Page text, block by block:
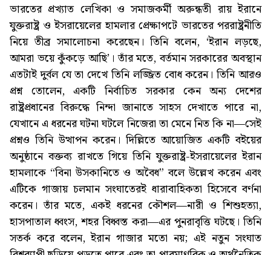
ভারতের প্রখ্যাত লেখিকা ও সমাজকর্মী অরুন্ধতী রায় ইরানে
যুক্তরাষ্ট্র ও ইসরায়েলের হামলার প্রেক্ষাপটে ভারতের পররাষ্ট্রনীতি
নিয়ে তীব্র সমালোচনা করেছেন। তিনি বলেন, ‘ইরান লড়ছে,
আমরা ভয়ে কুঁকড়ে আছি’। তাঁর মতে, বর্তমান সরকারের অবস্থান
এতটাই দুর্বল যে তা দেখে তিনি লজ্জিত বোধ করেন। তিনি আরও
প্রশ্ন তোলেন, একটি নির্বাচিত সরকার কেন অন্য দেশের
রাষ্ট্রপ্রধানের বিরুদ্ধে নিন্দা জানাতে সাহস দেখাতে পারে না,
যেখানে এ ধরনের ঘটনা ঘটলে নিজেরা তা মেনে নিত কি না—সেই
প্রশ্নও তিনি উত্থাপন করেন। দিল্লিতে আয়োজিত একটি বইয়ের
অনুষ্ঠানে বক্তব্য রাখতে গিয়ে তিনি যুক্তরাষ্ট্র-ইসরায়েলের ইরান
হামলাকে “বিনা উসকানিতে ও অবৈধ” বলে উল্লেখ করেন এবং
এটিকে গাজায় চলমান সংঘাতেরই ধারাবাহিকতা হিসেবে বর্ণনা
করেন। তাঁর মতে, একই ধরনের কৌশল—নারী ও শিশুহত্যা,
হাসপাতাল ধ্বংস, শহর বিধ্বস্ত করা—এর পুনরাবৃত্তি ঘটছে। তিনি
সতর্ক করে বলেন, ইরান গাজার মতো নয়; এই নতুন সংঘাত